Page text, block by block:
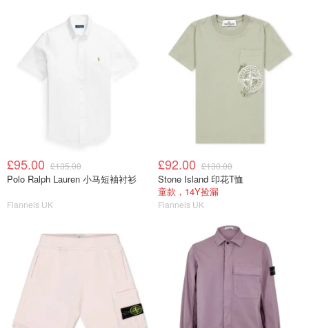
£95.00 £135.00
Polo Ralph Lauren 小马短袖衬衫
Flannels UK
£92.00 £130.00
Stone Island 印花T恤
童款，14Y捡漏
Flannels UK